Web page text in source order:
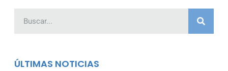
ÚLTIMAS NOTICIAS